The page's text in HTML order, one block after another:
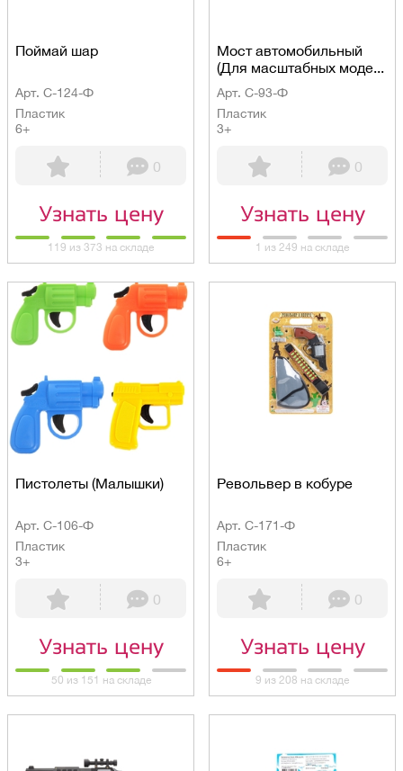
Поймай шар
Арт. С-124-Ф
Пластик
6+
0
Узнать цену
119 из 373 на складе
Мост автомобильный
(Для масштабных моде...
Арт. С-93-Ф
Пластик
3+
0
Узнать цену
1 из 249 на складе
Пистолеты (Малышки)
Арт. С-106-Ф
Пластик
3+
0
Узнать цену
50 из 151 на складе
Револьвер в кобуре
Арт. С-171-Ф
Пластик
6+
0
Узнать цену
9 из 208 на складе